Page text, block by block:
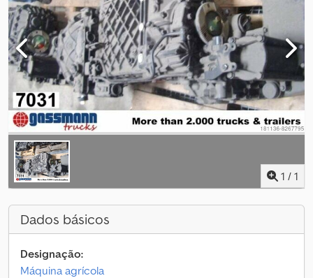
1 / 1
Dados básicos
Designação:
Máquina agrícola